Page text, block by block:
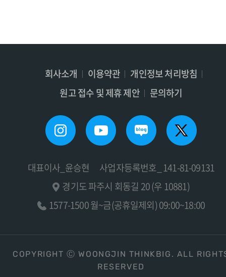
회사소개 이용약관
개인정보 처리방침
원고 접수 및 제휴 제안
문의하기
대표이사_윤승현
사업자등록번호_ 141-81-09131
경기도 파주시 회동길 20 (우 10881)
1577-1500 월~금(공휴일제외) 09:00~18:00
COPYRIGHT Ⓒ WOONGJIN THINKBIG. ALL
RESERVED